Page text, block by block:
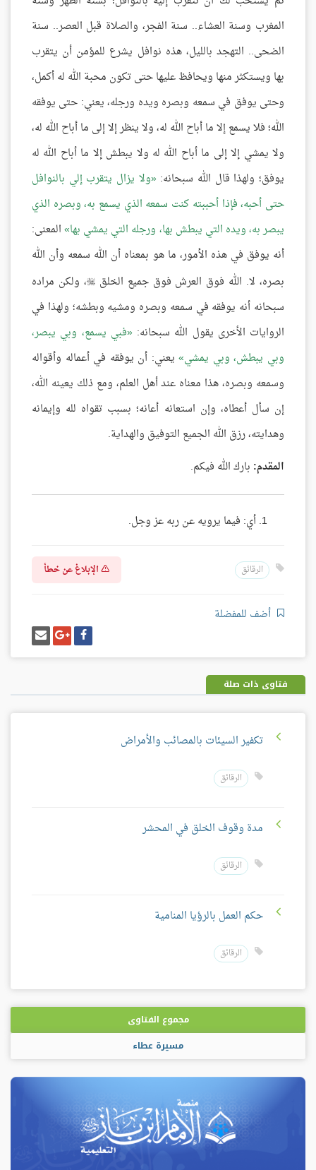
المغرب وسنة العشاء.. سنة الفجر، والصلاة قبل العصر.. سنة
الضحى.. التهجد بالليل، هذه نوافل يشرع للمؤمن أن يتقرب
بها ويستكثر منها ويحافظ عليها حتى تكون محبة الله له أكمل،
وحتى يوفق في سمعه وبصره ويده ورجله، يعني: حتى يوفقه
الله؛ فلا يسمع إلا ما أباح الله له، ولا ينظر إلا إلى ما أباح الله له،
ولا يمشي إلا إلى ما أباح الله له ولا يبطش إلا ما أباح الله له
يوفق؛ ولهذا قال الله سبحانه: ولا يزال يتقرب إلي بالنوافل
حتى أحبه، فإذا أحببته كنت سمعه الذي يسمع به، وبصره الذي
يبصر به، ويده التي يبطش بها، ورجله التي يمشي بها المعنى:
أنه يوفق في هذه الأمور، ما هو بمعناه أن الله سمعه وأن الله
بصره، لا. الله فوق العرش فوق جميع الخلق، ولكن مراده
سبحانه أنه يوفقه في سمعه وبصره ومشيه وبطشه؛ ولهذا في
الروايات الأخرى يقول الله سبحانه: فبي يسمع، وبي يبصر،
وبي يبطش، وبي يمشي يعني: أن يوفقه في أعماله وأقواله
وسمعه وبصره، هذا معناه عند أهل العلم، ومع ذلك يعينه الله،
إن سأل أعطاه، وإن استعانه أعانه؛ بسبب تقواه لله وإيمانه
وهدايته، رزق الله الجميع التوفيق والهداية.
المقدم: بارك الله فيكم.
أي: فيما يرويه عن ربه عز وجل.
الرقائق الإبلاغ عن خطأ
أضف للمفضلة
شارك
على
فيسبوك
شارك
على
غوغل
بلس
إرسل
إيميل
فتاوى ذات صلة
تكفير السيئات بالمصائب والأمراض
الرقائق
مدة وقوف الخلق في المحشر
الرقائق
حكم العمل بالرؤيا المنامية
الرقائق
مجموع الفتاوى
مسيرة عطاء